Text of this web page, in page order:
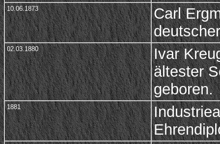
10.06.1873
Carl
02.03.1880
Ivar
ältester
geboren.
1881